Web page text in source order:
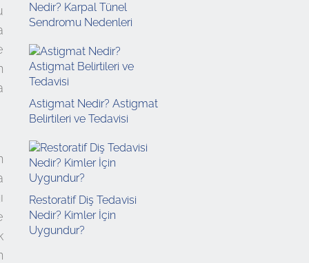
Nedir? Karpal Tünel
Sendromu Nedenleri
Astigmat Nedir? Astigmat
Belirtileri ve Tedavisi
Restoratif Diş Tedavisi
Nedir? Kimler İçin
Uygundur?